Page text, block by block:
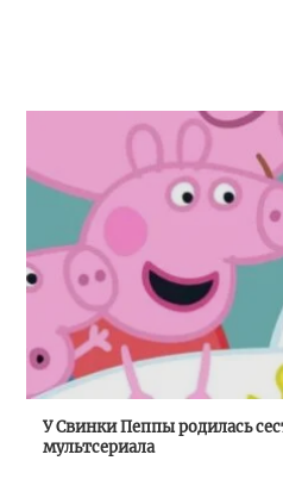
У Свинки Пеппы родилась
мультсериала